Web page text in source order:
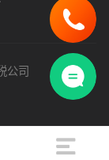
公司